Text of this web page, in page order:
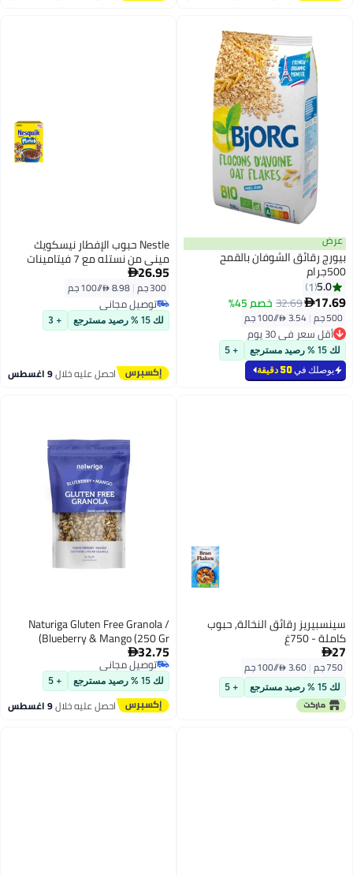
عرض
بيورج رقائق الشوفان بالقمح
500جرام
5.0
1
17.69
32.69خصم 45%
500 جم |
أقل سعر في 30 يوم
أقل سعر في 30 يوملك 15 % رصيد مسترجع + 5
يوصلك في50 دقيقة
Nestle حبوب الإفطار نيسكويك
ميني من نستله مع 7 فيتامينات
ومعادن - 300 جرام
26.95
300 جم |
توصيل مجاني
توصيل مجانيلك 15 % رصيد مسترجع + 3
احصل عليه خلال9 اغسطس
سينسبيريز رقائق النخالة, حبوب
كاملة - 750غ
27
750 جم |
لك 15 % رصيد مسترجع + 5
Naturiga Gluten Free Granola /
Blueberry & Mango (250 Gr)
32.75
توصيل مجاني
توصيل مجانيلك 15 % رصيد مسترجع + 5
احصل عليه خلال9 اغسطس